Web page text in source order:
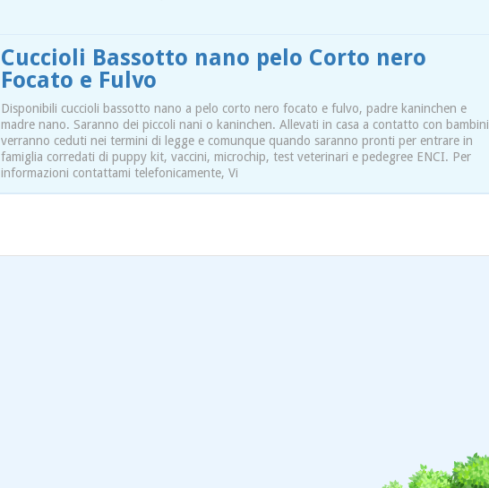
Cuccioli Bassotto nano pelo Corto nero
Focato e Fulvo
Disponibili cuccioli bassotto nano a pelo corto nero focato e fulvo, padre kaninchen e
madre nano. Saranno dei piccoli nani o kaninchen. Allevati in casa a contatto con bambini
verranno ceduti nei termini di legge e comunque quando saranno pronti per entrare in
famiglia corredati di puppy kit, vaccini, microchip, test veterinari e pedegree ENCI. Per
informazioni contattami telefonicamente, Vi